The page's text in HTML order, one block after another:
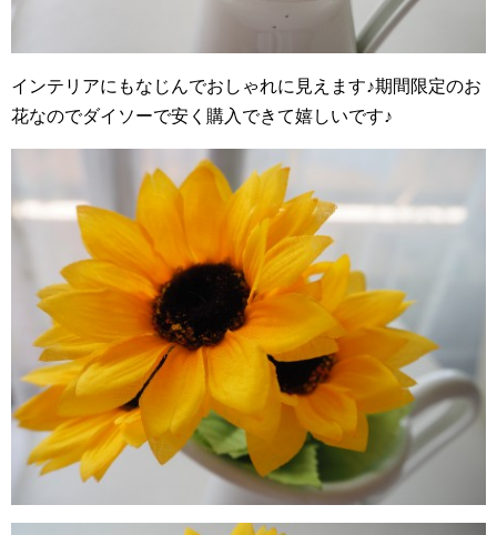
インテリアにもなじんでおしゃれに見えます♪期間限定のお
花なのでダイソーで安く購入できて嬉しいです♪